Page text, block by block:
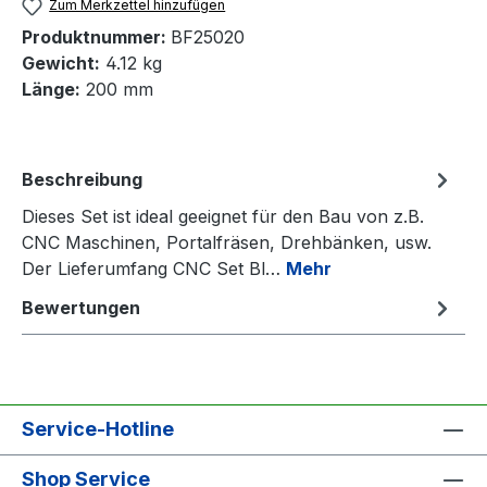
Zum Merkzettel hinzufügen
Produktnummer: BF25020
Gewicht: 4.12 kg
Länge: 200 mm
Beschreibung
Dieses Set ist ideal geeignet für den Bau von z.B.
CNC Maschinen, Portalfräsen, Drehbänken, usw.
Der Lieferumfang CNC Set Bl… Mehr
Bewertungen
Service-Hotline
Shop Service